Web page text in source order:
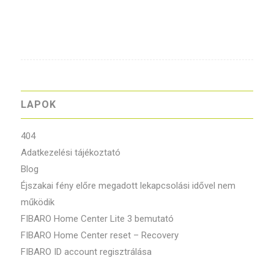
LAPOK
404
Adatkezelési tájékoztató
Blog
Éjszakai fény előre megadott lekapcsolási idővel nem
működik
FIBARO Home Center Lite 3 bemutató
FIBARO Home Center reset – Recovery
FIBARO ID account regisztrálása